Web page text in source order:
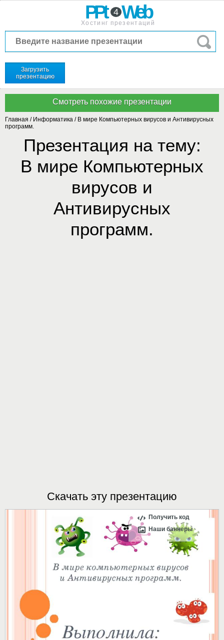
PPt 4 Web
Хостинг презентаций
Загрузить
презентацию
Главная / Информатика / В мире Компьютерных вирусов и Антивирусных
программ.
Презентация на тему:
В мире Компьютерных
вирусов и
Антивирусных
программ.
Скачать эту презентацию
Получить код
Наши баннеры